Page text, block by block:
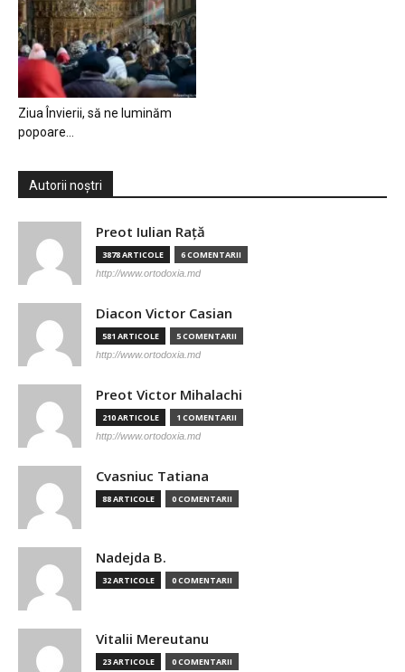
Ziua Învierii, să ne luminăm
popoare…
Autorii noștri
Preot Iulian Raţă
3878 ARTICOLE 6 COMENTARII
http://www.ortodoxia.md
Diacon Victor Casian
581 ARTICOLE 5 COMENTARII
http://www.ortodoxia.md
Preot Victor Mihalachi
210 ARTICOLE 1 COMENTARII
http://www.ortodoxia.md
Cvasniuc Tatiana
88 ARTICOLE 0 COMENTARII
Nadejda B.
32 ARTICOLE 0 COMENTARII
Vitalii Mereutanu
23 ARTICOLE 0 COMENTARII